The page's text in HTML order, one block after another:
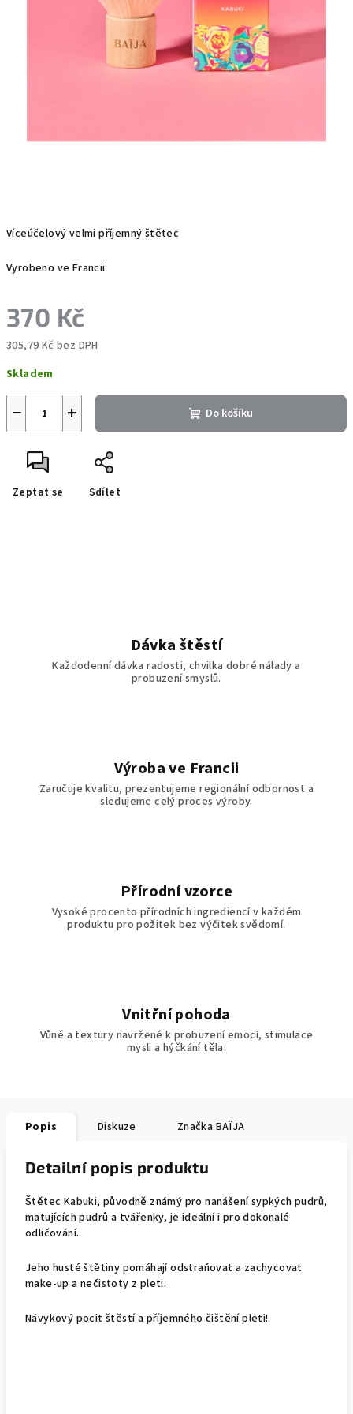
Víceúčelový velmi příjemný štětec
Vyrobeno ve Francii
370 Kč
305,79 Kč bez DPH
cena:
Skladem
+
− Do košíku
Zeptat se Sdílet
Dávka štěstí
Každodenní dávka radosti, chvilka dobré nálady a
probuzení smyslů.
Výroba ve Francii
Zaručuje kvalitu, prezentujeme regionální odbornost a
sledujeme celý proces výroby.
Přírodní vzorce
Vysoké procento přírodních ingrediencí v každém
produktu pro požitek bez výčitek svědomí.
Vnitřní pohoda
Vůně a textury navržené k probuzení emocí, stimulace
mysli a hýčkání těla.
Popis Diskuze Značka BAÏJA
Detailní popis produktu
Štětec Kabuki, původně známý pro nanášení sypkých pudrů,
matujících pudrů a tvářenky, je ideální i pro dokonalé
odličování.
Jeho husté štětiny pomáhají odstraňovat a zachycovat
make-up a nečistoty z pleti.
Návykový pocit štěstí a příjemného čištění pleti!